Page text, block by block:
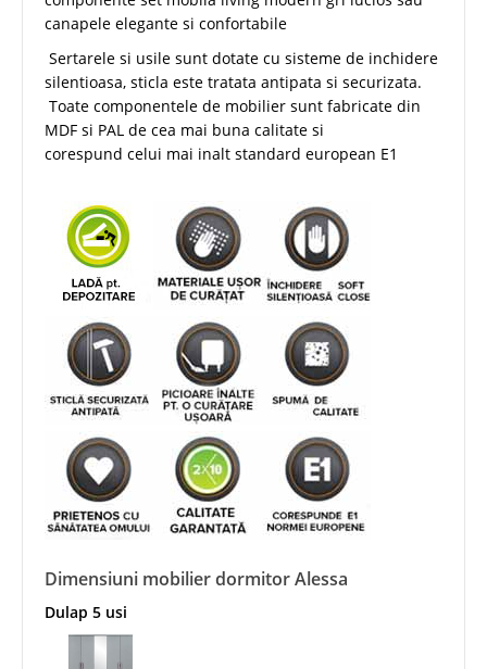
canapele elegante si confortabile
Sertarele si usile sunt dotate cu sisteme de inchidere
silentioasa, sticla este tratata antipata si securizata.
Toate componentele de mobilier sunt fabricate din
MDF si PAL de cea mai buna calitate si
corespund celui mai inalt standard european E1
Dimensiuni mobilier dormitor Alessa
Dulap 5 usi